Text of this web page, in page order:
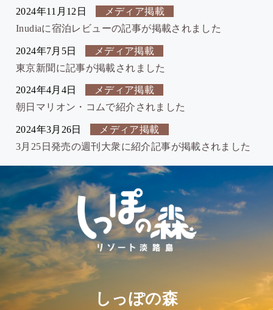
2024年11月12日
メディア掲載
Inudiaに宿泊レビューの記事が掲載されました
2024年7月5日
メディア掲載
東京新聞に記事が掲載されました
2024年4月4日
メディア掲載
朝日マリオン・コムで紹介されました
2024年3月26日
メディア掲載
3月25日発売の週刊大衆に紹介記事が掲載されました
しっぽの森